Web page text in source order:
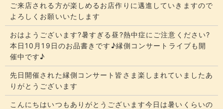
ご来店される方が楽しめるお店作りに邁進していきますので
よろしくお願いいたします
おはようございます?暑すぎる昼?熱中症にご注意ください?
本日10月19日のお品書きです♪縁側コンサートライブも開
催中です♪
先日開催された縁側コンサート皆さま楽しまれていましたあ
りがとうございます
こんにちはいつもありがとうございます今日は暑いくらいの